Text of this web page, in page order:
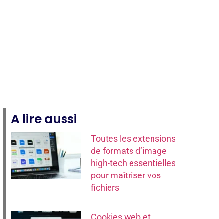
A lire aussi
Toutes les extensions
de formats d’image
high-tech essentielles
pour maîtriser vos
fichiers
Cookies web et